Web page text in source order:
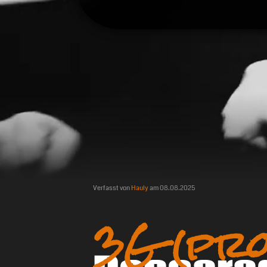
Verfasst von Haulyam08.08.2025
3G